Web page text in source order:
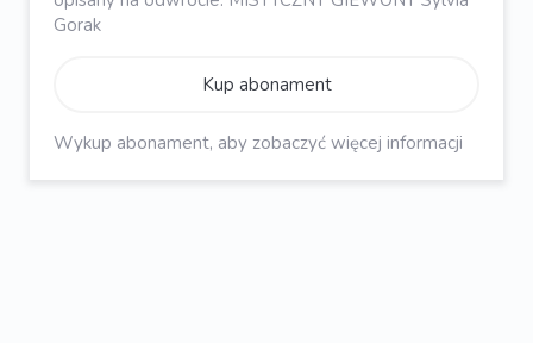
Gorak
Kup abonament
Wykup abonament, aby zobaczyć więcej informacji